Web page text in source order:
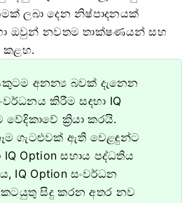
ලබා දෙන නිෂ්පාදනයක්
ඔවුන් නවතම තාක්ෂණයන් සහ
කළහ.
අනන්‍ය බවක් දැනෙන
කිරීම සඳහා IQ
ක්‍රියා කරයි.
ගැටළුවක් ඇති වෙළඳුන්ට
Option සහාය පද්ධතිය
IQ Option සංවර්ධන
සිදු කරන අතර නව